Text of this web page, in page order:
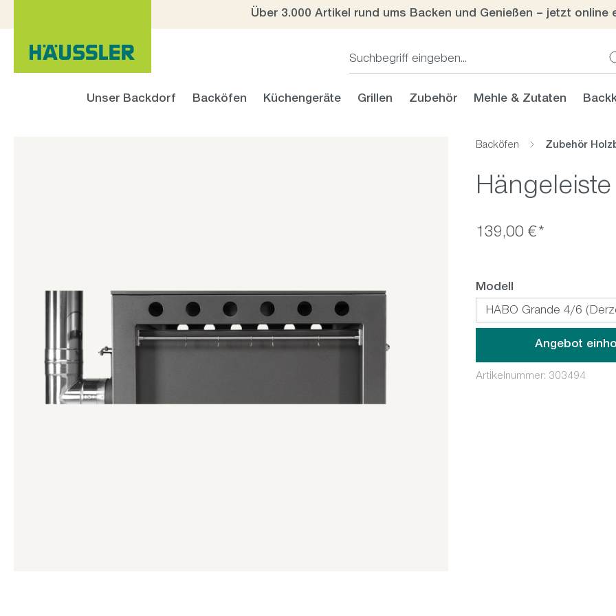
Über 3.000 Artikel rund ums Backen und Genießen – jetzt online
Unser Backdorf Backöfen Küchengeräte Grillen Zubehör Mehle & Zutaten
Backöfen Zubehör
139,00 €*
Modell
Angebot
Artikelnummer: 303494